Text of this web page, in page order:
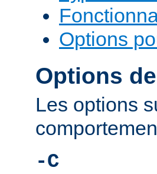
Options
Options
Les options
-C